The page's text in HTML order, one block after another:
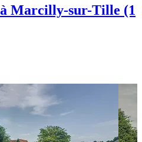
Marcilly-sur-Tille (1